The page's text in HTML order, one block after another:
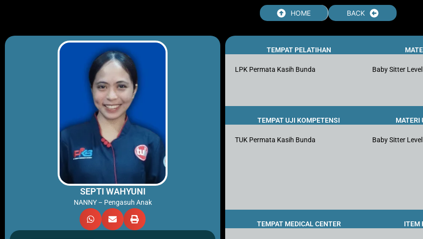
HOME BACK
SEPTI WAHYUNI
NANNY – Pengasuh Anak
TEMPAT PELATIHAN
LPK Permata Kasih Bunda Baby Sitter
TEMPAT UJI KOMPETENSI MATERI
TUK Permata Kasih Bunda Baby Sitter
TEMPAT MEDICAL CENTER ITEM